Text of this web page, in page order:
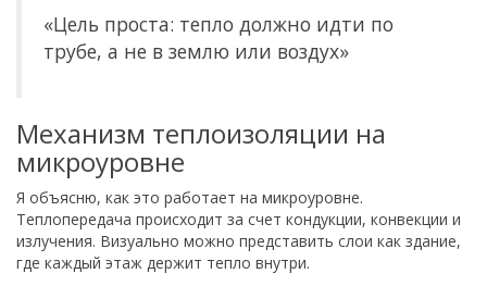
«Цель проста: тепло должно идти по
трубе, а не в землю или воздух»
Механизм теплоизоляции на
микроуровне
Я объясню, как это работает на микроуровне.
Теплопередача происходит за счет кондукции, конвекции и
излучения. Визуально можно представить слои как здание,
где каждый этаж держит тепло внутри.